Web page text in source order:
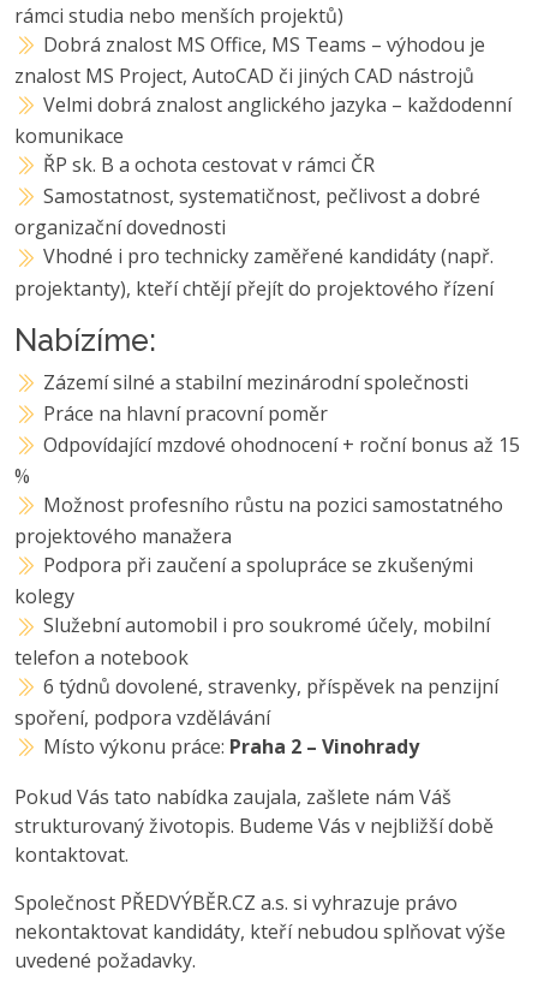
rámci studia nebo menších projektů)
Dobrá znalost MS Office, MS Teams – výhodou je
znalost MS Project, AutoCAD či jiných CAD nástrojů
Velmi dobrá znalost anglického jazyka – každodenní
komunikace
ŘP sk. B a ochota cestovat v rámci ČR
Samostatnost, systematičnost, pečlivost a dobré
organizační dovednosti
Vhodné i pro technicky zaměřené kandidáty (např.
projektanty), kteří chtějí přejít do projektového řízení
Nabízíme:
Zázemí silné a stabilní mezinárodní společnosti
Práce na hlavní pracovní poměr
Odpovídající mzdové ohodnocení + roční bonus až 15
%
Možnost profesního růstu na pozici samostatného
projektového manažera
Podpora při zaučení a spolupráce se zkušenými
kolegy
Služební automobil i pro soukromé účely, mobilní
telefon a notebook
6 týdnů dovolené, stravenky, příspěvek na penzijní
spoření, podpora vzdělávání
Místo výkonu práce: Praha 2 – Vinohrady
Pokud Vás tato nabídka zaujala, zašlete nám Váš
strukturovaný životopis. Budeme Vás v nejbližší době
kontaktovat.
Společnost PŘEDVÝBĚR.CZ a.s. si vyhrazuje právo
nekontaktovat kandidáty, kteří nebudou splňovat výše
uvedené požadavky.